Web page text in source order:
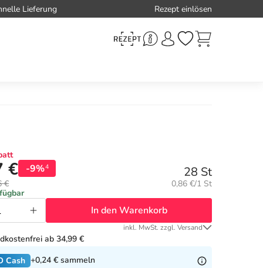
Lieferung Rezept einlösen
€ -9%4
€
28 St
Grundpreis:
0,86 €/1 St
In den Warenkorb
inkl. MwSt. zzgl. Versand
ab 34,99 €
Cash +0,24 € sammeln